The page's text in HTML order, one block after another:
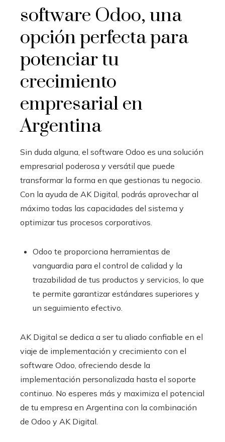
software Odoo, una
opción perfecta para
potenciar tu
crecimiento
empresarial en
Argentina
Sin duda alguna, el software Odoo es una solución
empresarial poderosa y versátil que puede
transformar la forma en que gestionas tu negocio.
Con la ayuda de AK Digital, podrás aprovechar al
máximo todas las capacidades del sistema y
optimizar tus procesos corporativos.
Odoo te proporciona herramientas de
vanguardia para el control de calidad y la
trazabilidad de tus productos y servicios, lo que
te permite garantizar estándares superiores y
un seguimiento efectivo.
AK Digital se dedica a ser tu aliado confiable en el
viaje de implementación y crecimiento con el
software Odoo , ofreciendo desde la
implementación personalizada hasta el soporte
continuo. No esperes más y maximiza el potencial
de tu empresa en Argentina con la combinación
de Odoo y AK Digital.